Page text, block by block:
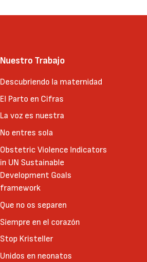
Nuestro Trabajo
Descubriendo la maternidad
El Parto en Cifras
La voz es nuestra
No entres sola
Obstetric Violence Indicators
in UN Sustainable
Development Goals
framework
Que no os separen
Siempre en el corazón
Stop Kristeller
Unidos en neonatos